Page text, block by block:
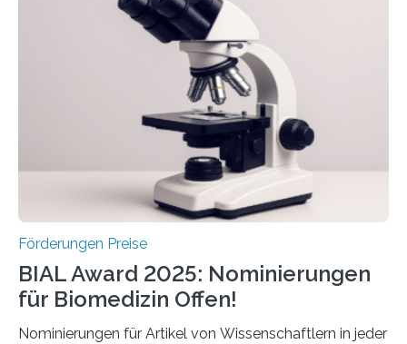
Schlaganfallforschung, um die Behandlung der
Betroffenen zu verbessern. Dazu schreibt sie auch in
diesem Jahr wieder deutschlandweit den Hentschel-
Preis aus. Er richtet sich gezielt an jüngere
Forscherinnen und Forscher unter 40 Jahren. Geehrt
werden soll eine herausragende Doktorarbeit oder eine
hochrangige wissenschaftliche Publikation zum Thema
Förderungen Preise
BIAL Award 2025: Nominierungen
für Biomedizin Offen!
Nominierungen für Artikel von Wissenschaftlern in jeder